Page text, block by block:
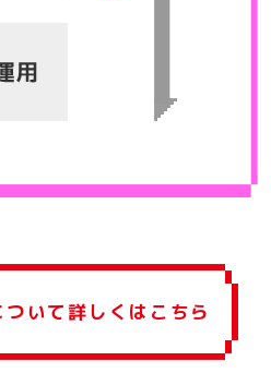
いて詳しくはこちら